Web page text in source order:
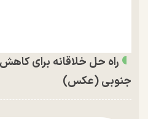
راه حل خلاقانه برای
جنوبی (عکس)